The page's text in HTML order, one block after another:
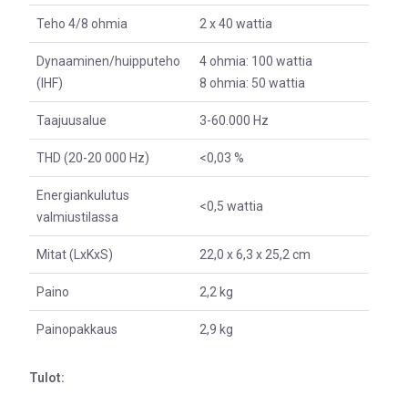
Teho 4/8 ohmia 2 x 40 wattia
Dynaaminen/huipputeho
(IHF)
4 ohmia: 100 wattia
8 ohmia: 50 wattia
Taajuusalue 3-60.000 Hz
THD (20-20 000 Hz) <0,03 %
Energiankulutus
valmiustilassa
<0,5 wattia
Mitat (LxKxS) 22,0 x 6,3 x 25,2 cm
Paino 2,2 kg
Painopakkaus 2,9 kg
Tulot: